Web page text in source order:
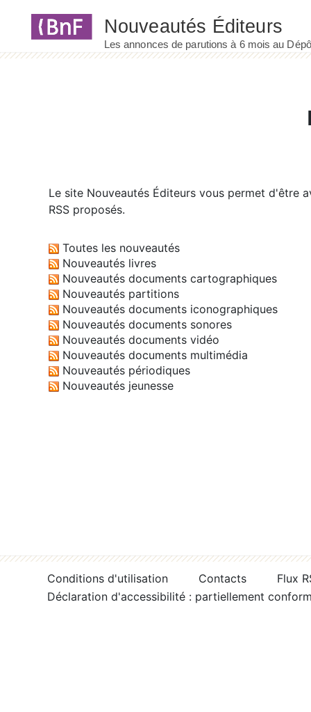
Le site Nouveautés Éditeurs vous permet d'être
RSS proposés.
Toutes les nouveautés
Nouveautés livres
Nouveautés documents cartographiques
Nouveautés partitions
Nouveautés documents iconographiques
Nouveautés documents sonores
Nouveautés documents vidéo
Nouveautés documents multimédia
Nouveautés périodiques
Nouveautés jeunesse
Conditions d'utilisation Contacts
Flux
Déclaration d'accessibilité : partiellement